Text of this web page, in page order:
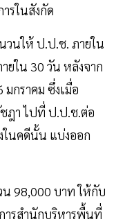
รในสังกัด
วนให้ ป.ป.ช. ภายใน
ใน 30 วัน หลังจาก
มกราคม ซึ่งเมื่อ
ฎา ไปที่ ป.ป.ช.ต่อ
ในคดีนั้น แบ่งออก
น 98,000 บาท ให้กับ
ารสำนักบริหารพื้นที่